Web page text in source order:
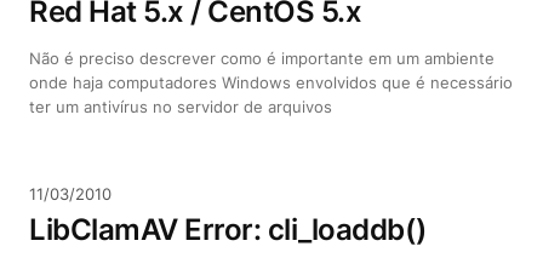
Red Hat 5.x / CentOS 5.x
Não é preciso descrever como é importante em um ambiente
onde haja computadores Windows envolvidos que é necessário
ter um antivírus no servidor de arquivos
11/03/2010
LibClamAV Error: cli_loaddb()